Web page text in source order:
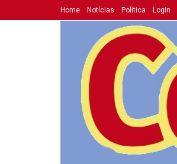
Home Notícias Política Login